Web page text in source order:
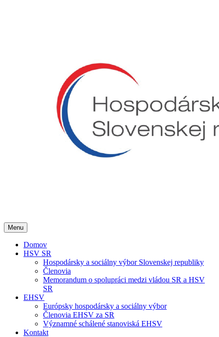
Menu
Domov
HSV SR
Hospodársky a sociálny výbor Slovenskej republiky
Členovia
Memorandum o spolupráci medzi vládou SR a HSV
SR
EHSV
Európsky hospodársky a sociálny výbor
Členovia EHSV za SR
Významné schálené stanoviská EHSV
Kontakt